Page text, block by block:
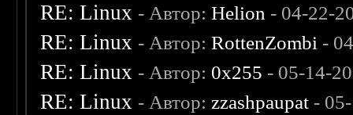
RE: Linux - Автор:Helion - 04-22-
RE: Linux - Автор:RottenZombi -
RE: Linux - Автор: 0х255 - 05-14-
RE: Linux - Автор: zzashpaupat -